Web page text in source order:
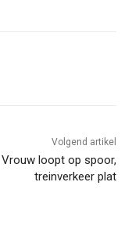
Volgend artikel
Vrouw loopt op spoor,
treinverkeer plat